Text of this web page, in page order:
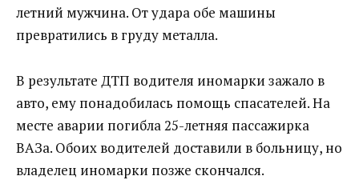
летний мужчина. От удара обе машины
превратились в груду металла.
В результате ДТП водителя иномарки зажало в
авто, ему понадобилась помощь спасателей. На
месте аварии погибла 25-летняя пассажирка
ВАЗа. Обоих водителей доставили в больницу, но
владелец иномарки позже скончался.